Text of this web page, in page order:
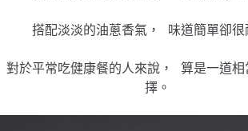
搭配淡淡的油蔥香氣， 味道簡單卻很
對於平常吃健康餐的人來說， 算是一道相
擇。